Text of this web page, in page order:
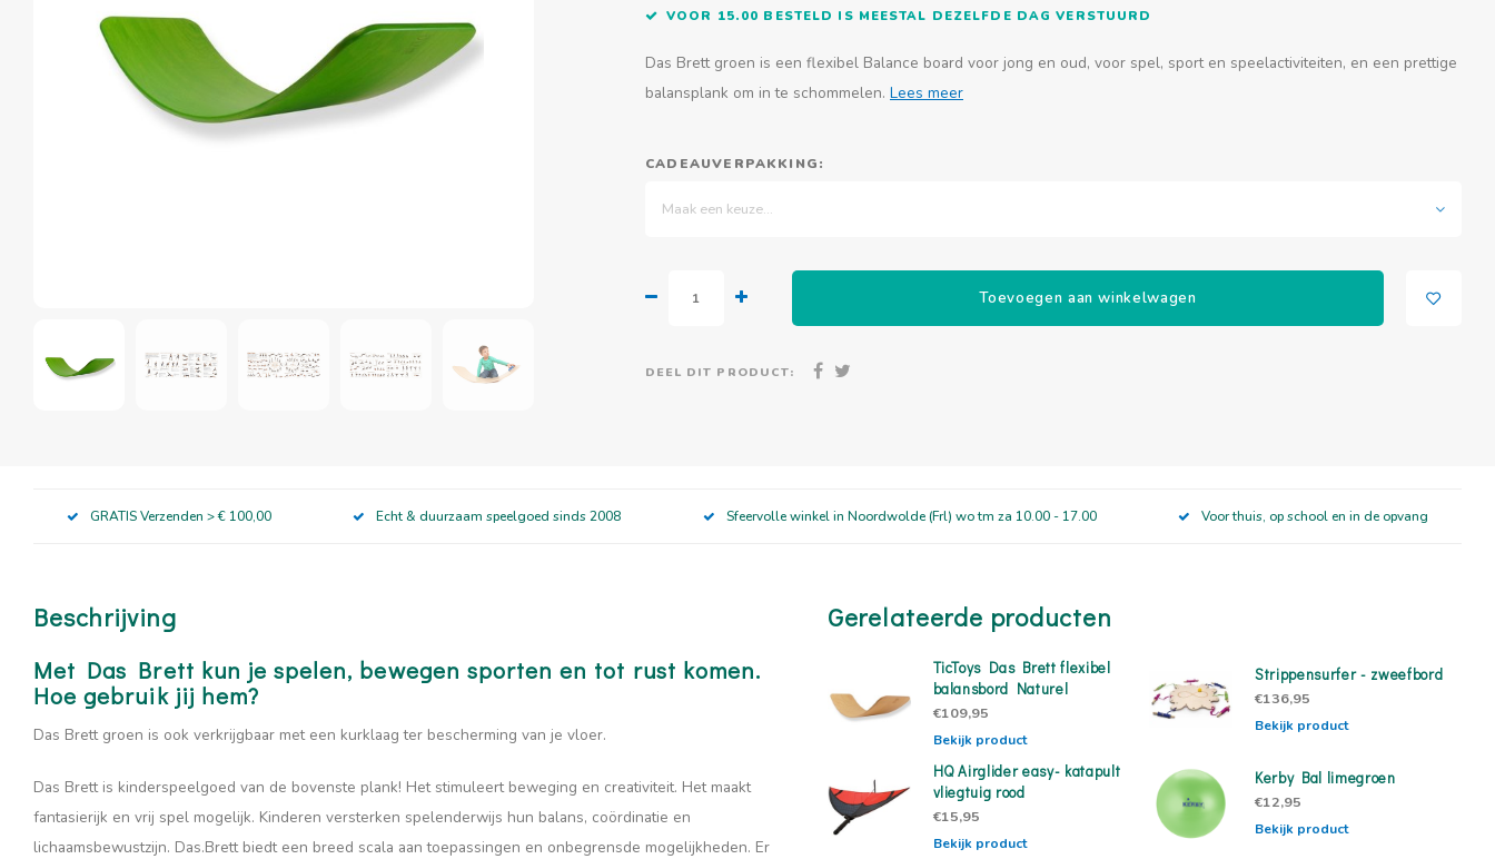
VOOR 15.00 BESTELD IS MEESTAL DEZELFDE DAG VERSTUURD
Das Brett groen is een flexibel Balance board voor jong en oud, voor spel, sport en speelactiviteiten, en een prettige
balansplank om in te schommelen. Lees meer
CADEAUVERPAKKING:
Maak een keuze...
Toevoegen aan winkelwagen
DEEL DIT PRODUCT:
GRATIS Verzenden > € 100,00 Echt & duurzaam speelgoed sinds 2008 Sfeervolle winkel in Noordwolde (Frl) wo tm za 10.00 - 17.00 Voor thuis, op school en in de opvang
Beschrijving
Met Das Brett kun je spelen, bewegen sporten en tot rust komen.
Hoe gebruik jij hem?
Das Brett groen is ook verkrijgbaar met een kurklaag ter bescherming van je vloer.
Das Brett is kinderspeelgoed van de bovenste plank! Het stimuleert beweging en creativiteit. Het maakt
fantasierijk en vrij spel mogelijk. Kinderen versterken spelenderwijs hun balans, coördinatie en
lichaamsbewustzijn. Das.Brett biedt een breed scala aan toepassingen en onbegrensde mogelijkheden. Er
Gerelateerde producten
TicToys Das Brett flexibel
balansbord Naturel
€109,95
Bekijk product
Strippensurfer - zweefbord
€136,95
Bekijk product
HQ Airglider easy- katapult
vliegtuig rood
€15,95
Bekijk product
Kerby Bal limegroen
€12,95
Bekijk product